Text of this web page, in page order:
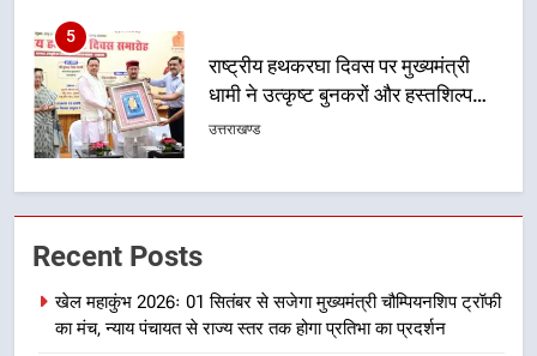
6
उत्तराखंड कांग्रेस में बड़ा संगठनात्मक
फेरबदल, नई कार्यकारिणी और समितियों
का गठन
उत्तराखण्ड
7
भर्ती
उत्तराखण्ड
Recent Posts
खेल महाकुंभ 2026ः 01 सितंबर से सजेगा मुख्यमंत्री चौम्पियनशिप ट्रॉफी
का मंच, न्याय पंचायत से राज्य स्तर तक होगा प्रतिभा का प्रदर्शन